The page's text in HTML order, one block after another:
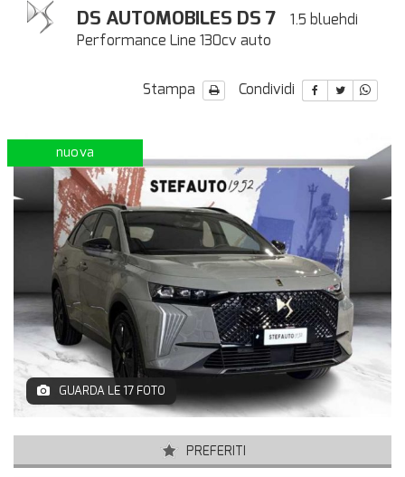
ELETTRICO & IBRIDO
USATO
VETTURE USATE
UNIVERSO DS
TECNOLOGIA DS
SERVIZI DS
VALUTA USATO DS
CONTATTI
DS AUTOMOBILES DS 7
1.5 bluehdi
Performance Line 130cv auto
Stampa Condividi
nuova
GUARDA LE 17 FOTO
PREFERITI